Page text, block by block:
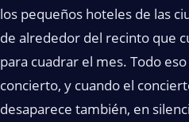
los pequeños hoteles de las
de alrededor del recinto que
para cuadrar el mes. Todo
concierto, y cuando el
desaparece también, en